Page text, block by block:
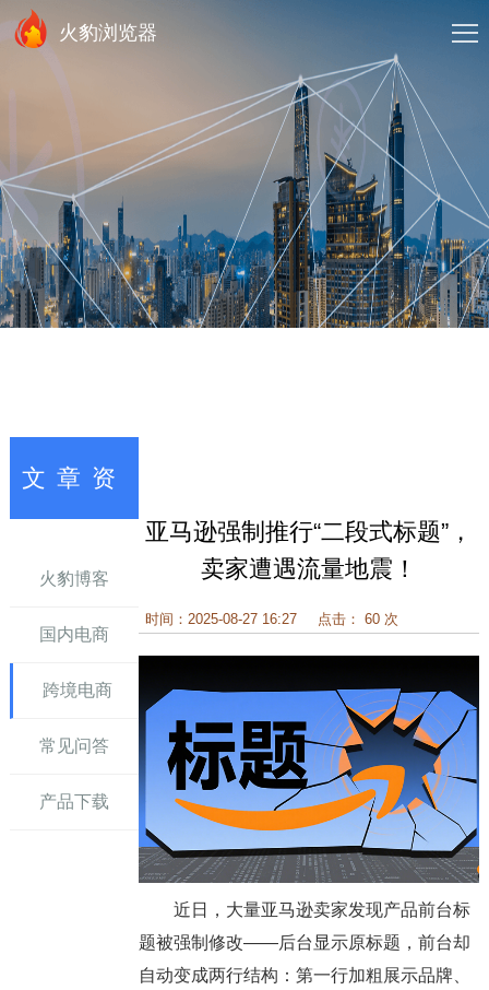
火豹浏览器
文章资
火豹博客
国内电商
跨境电商
常见问答
产品下载
亚马逊强制推行“二段式标题”，
卖家遭遇流量地震！
时间：2025-08-27 16:27 点击： 60 次
近日，大量亚马逊卖家发现产品前台标
题被强制修改——后台显示原标题，前台却
自动变成两行结构：第一行加粗展示品牌、